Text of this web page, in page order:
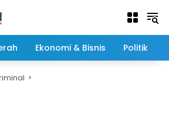
Ekonomi & Bisnis Politik